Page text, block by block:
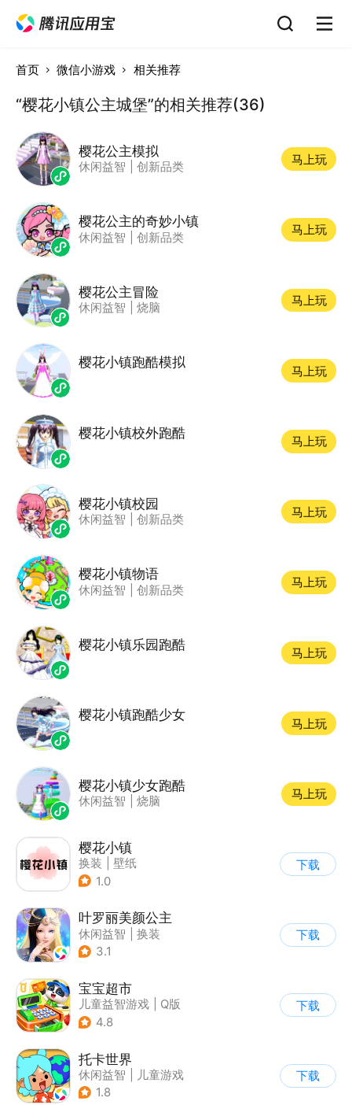
首页 微信小游戏 相关推荐
“樱花小镇公主城堡”的相关推荐(36)
樱花公主模拟
休闲益智 创新品类
马上玩
樱花公主的奇妙小镇
休闲益智 创新品类
马上玩
樱花公主冒险
休闲益智 烧脑
马上玩
樱花小镇跑酷模拟
马上玩
樱花小镇校外跑酷
马上玩
樱花小镇校园
休闲益智 创新品类
马上玩
樱花小镇物语
休闲益智 创新品类
马上玩
樱花小镇乐园跑酷
马上玩
樱花小镇跑酷少女
马上玩
樱花小镇少女跑酷
休闲益智 烧脑
马上玩
樱花小镇
换装
壁纸
1.0
下载
叶罗丽美颜公主
休闲益智
换装
| 动漫改编
3.1
下载
宝宝超市
儿童益智游戏
Q版
4.8
下载
托卡世界
休闲益智
儿童游戏
1.8
下载